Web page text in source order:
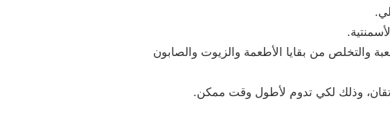
والتخلص من بقايا الأطعمة والزيوت والصابون
وذلك لكي تدوم لأطول وقت ممكن.